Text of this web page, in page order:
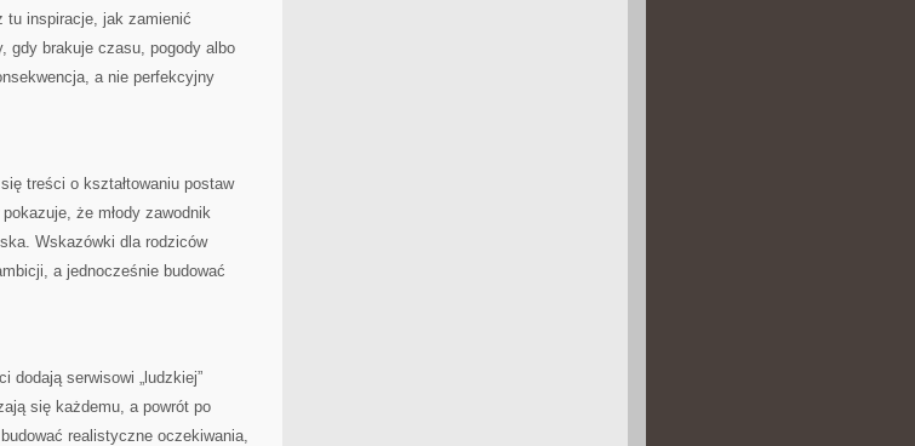
tu inspiracje, jak zamienić
gdy brakuje czasu, pogody albo
a nie perfekcyjny
treści o kształtowaniu postaw
że młody zawodnik
Wskazówki dla rodziców
a jednocześnie budować
dodają serwisowi „ludzkiej”
się każdemu, a powrót po
realistyczne oczekiwania,